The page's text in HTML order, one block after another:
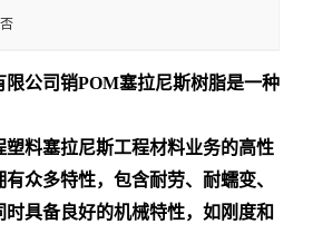
否
限公司销POM塞拉尼斯树脂是一种
塑料塞拉尼斯工程材料业务的高性
众多特性，包含耐劳、耐蠕变、
时具备良好的机械特性，如刚度和